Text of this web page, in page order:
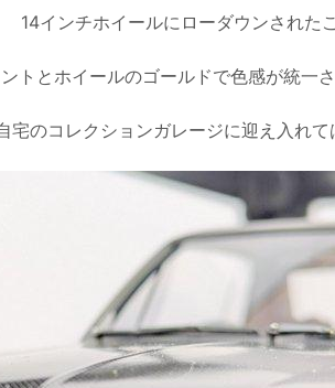
14インチホイールにローダウンされた
トとホイールのゴールドで色感が統一
宅のコレクションガレージに迎え入れて